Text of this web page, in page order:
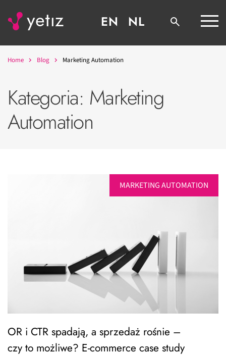
EN NL
Home Blog Marketing Automation
Kategoria: Marketing
Automation
MARKETING AUTOMATION
OR i CTR spadają, a sprzedaż rośnie –
czy to możliwe? E-commerce case study